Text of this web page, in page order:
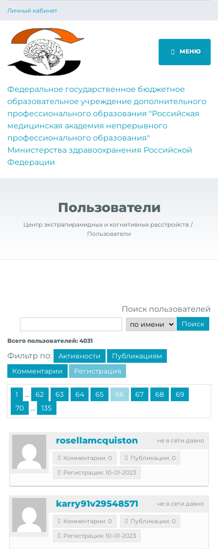
Личный кабинет
МЕНЮ
Федеральное государственное бюджетное
образовательное учреждение дополнительного
профессионального образования "Российская
медицинская академия непрерывного
профессионального образования"
Министерства здравоохранения Российской
Федерации
Пользователи
Центр экстрапирамидных и когнитивных расстройств
Пользователи
Поиск пользователей
Поиск
Всего пользователей: 4031
Фильтр по: Активности
Публикациям
Комментарии
Регистрация
1 ... 62 63 64 65 66 67 68
69
70
... 135
не в сети давно
rosellamcquiston
Комментарии: 0
Публикации: 0
Регистрация: 10-01-2023
не в сети давно
karry91v29548571
Комментарии: 0
Публикации: 0
Регистрация: 10-01-2023